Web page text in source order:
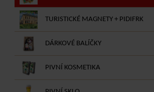
TURISTICKÉ MAGNETY + PIDIFRK
DÁRKOVÉ BALÍČKY
PIVNÍ KOSMETIKA